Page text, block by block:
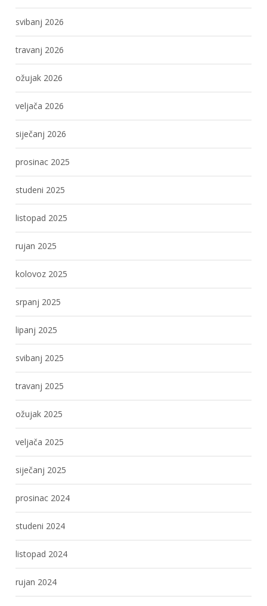
svibanj 2026
travanj 2026
ožujak 2026
veljača 2026
siječanj 2026
prosinac 2025
studeni 2025
listopad 2025
rujan 2025
kolovoz 2025
srpanj 2025
lipanj 2025
svibanj 2025
travanj 2025
ožujak 2025
veljača 2025
siječanj 2025
prosinac 2024
studeni 2024
listopad 2024
rujan 2024